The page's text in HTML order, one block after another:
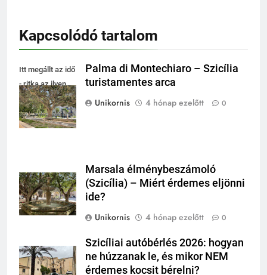
Kapcsolódó tartalom
Itt megállt az idő
- ritka az ilyen
hely
Palma di Montechiaro – Szicília
turistamentes arca
Unikornis
4 hónap ezelőtt 0
Marsala élménybeszámoló
(Szicília) – Miért érdemes eljönni
ide?
Unikornis
4 hónap ezelőtt 0
Szicíliai autóbérlés 2026: hogyan
ne húzzanak le, és mikor NEM
érdemes kocsit bérelni?